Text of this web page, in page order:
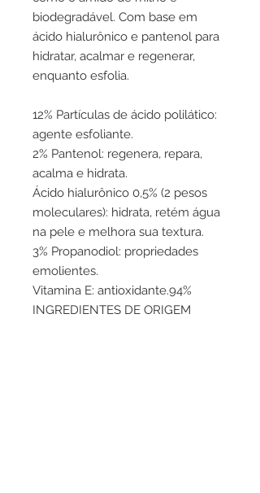
biodegradável. Com base em
ácido hialurônico e pantenol para
hidratar, acalmar e regenerar,
enquanto esfolia.
12% Partículas de ácido polilático:
agente esfoliante.
2% Pantenol: regenera, repara,
acalma e hidrata.
Ácido hialurônico 0,5% (2 pesos
moleculares): hidrata, retém água
na pele e melhora sua textura.
3% Propanodiol: propriedades
emolientes.
Vitamina E: antioxidante.94%
INGREDIENTES DE ORIGEM